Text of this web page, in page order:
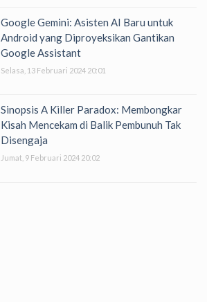
Google Gemini: Asisten AI Baru untuk
Android yang Diproyeksikan Gantikan
Google Assistant
Selasa, 13 Februari 2024 20:01
Sinopsis A Killer Paradox: Membongkar
Kisah Mencekam di Balik Pembunuh Tak
Disengaja
Jumat, 9 Februari 2024 20:02